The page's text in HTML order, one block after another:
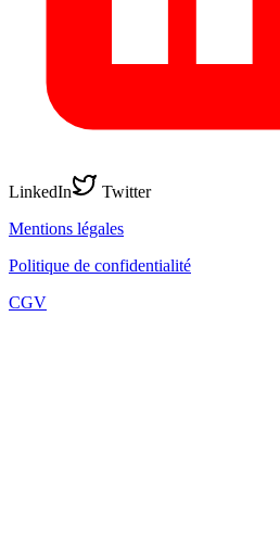
LinkedIn
Twitter
Mentions légales
Politique de confidentialité
CGV